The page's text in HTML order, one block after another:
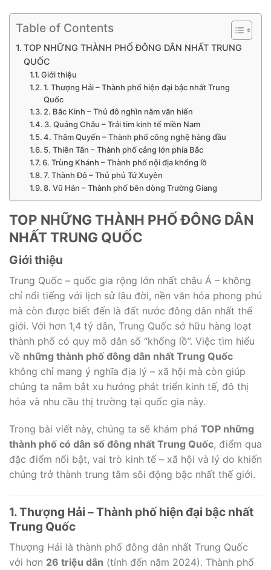
Table of Contents
TOP NHỮNG THÀNH PHỐ ĐÔNG DÂN NHẤT TRUNG
QUỐC
Giới thiệu
1. Thượng Hải – Thành phố hiện đại bậc nhất Trung
Quốc
2. Bắc Kinh – Thủ đô nghìn năm văn hiến
3. Quảng Châu – Trái tim kinh tế miền Nam
4. Thâm Quyến – Thành phố công nghệ hàng đầu
5. Thiên Tân – Thành phố cảng lớn phía Bắc
6. Trùng Khánh – Thành phố nội địa khổng lồ
7. Thành Đô – Thủ phủ Tứ Xuyên
8. Vũ Hán – Thành phố bên dòng Trường Giang
TOP NHỮNG THÀNH PHỐ ĐÔNG DÂN
NHẤT TRUNG QUỐC
Giới thiệu
Trung Quốc – quốc gia rộng lớn nhất châu Á – không
chỉ nổi tiếng với lịch sử lâu đời, nền văn hóa phong phú
mà còn được biết đến là đất nước đông dân nhất thế
giới. Với hơn 1,4 tỷ dân, Trung Quốc sở hữu hàng loạt
thành phố có quy mô dân số “khổng lồ”. Việc tìm hiểu
về những thành phố đông dân nhất Trung Quốc
không chỉ mang ý nghĩa địa lý – xã hội mà còn giúp
chúng ta nắm bắt xu hướng phát triển kinh tế, đô thị
hóa và nhu cầu thị trường tại quốc gia này.
Trong bài viết này, chúng ta sẽ khám phá TOP những
thành phố có dân số đông nhất Trung Quốc, điểm qua
đặc điểm nổi bật, vai trò kinh tế – xã hội và lý do khiến
chúng trở thành trung tâm sôi động bậc nhất thế giới.
1. Thượng Hải – Thành phố hiện đại bậc nhất
Trung Quốc
Thượng Hải là thành phố đông dân nhất Trung Quốc
với hơn 26 triệu dân (tính đến năm 2024). Thành phố